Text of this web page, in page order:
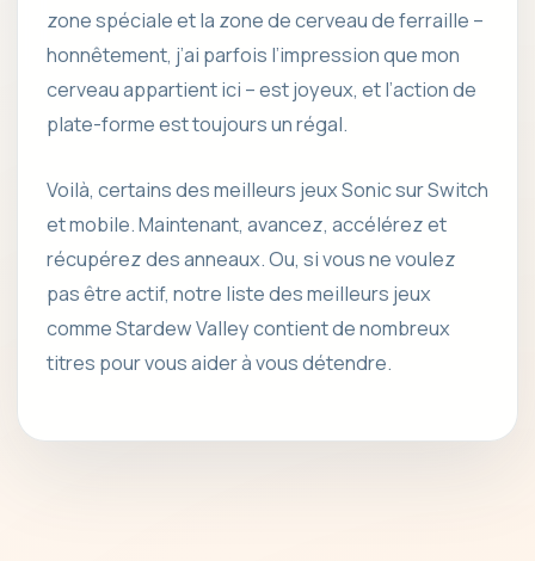
zone spéciale et la zone de cerveau de ferraille –
honnêtement, j’ai parfois l’impression que mon
cerveau appartient ici – est joyeux, et l’action de
plate-forme est toujours un régal.
Voilà, certains des meilleurs jeux Sonic sur Switch
et mobile. Maintenant, avancez, accélérez et
récupérez des anneaux. Ou, si vous ne voulez
pas être actif, notre liste des meilleurs jeux
comme Stardew Valley contient de nombreux
titres pour vous aider à vous détendre.